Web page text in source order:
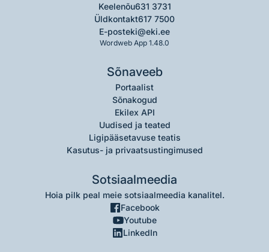
Keelenõu631 3731
Üldkontakt617 7500
E-posteki@eki.ee
Wordweb App 1.48.0
Sõnaveeb
Portaalist
Sõnakogud
Ekilex API
Uudised ja teated
Ligipääsetavuse teatis
Kasutus- ja privaatsustingimused
Sotsiaalmeedia
Hoia pilk peal meie sotsiaalmeedia kanalitel.
Facebook
Youtube
LinkedIn